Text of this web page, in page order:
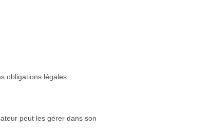
obligations légales.
peut les gérer dans son